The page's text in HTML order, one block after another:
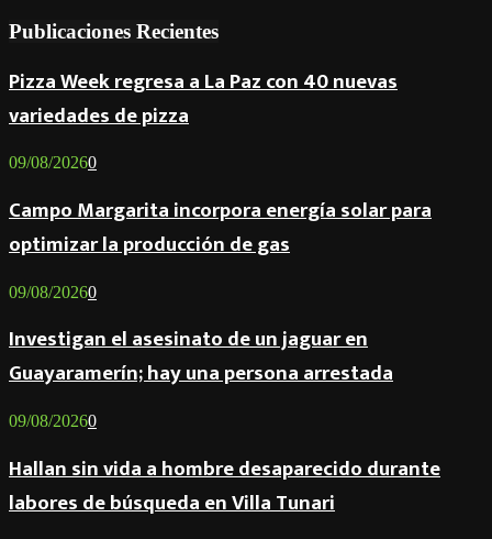
Publicaciones Recientes
Pizza Week regresa a La Paz con 40 nuevas
variedades de pizza
09/08/20260
Campo Margarita incorpora energía solar para
optimizar la producción de gas
09/08/20260
Investigan el asesinato de un jaguar en
Guayaramerín; hay una persona arrestada
09/08/20260
Hallan sin vida a hombre desaparecido durante
labores de búsqueda en Villa Tunari